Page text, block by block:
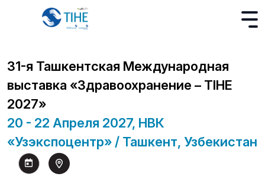
31-я Ташкентская Международная
выставка «Здравоохранение – TIHE
2027»
20 - 22 Апреля 2027, НВК
«Узэкспоцентр» / Ташкент, Узбекистан